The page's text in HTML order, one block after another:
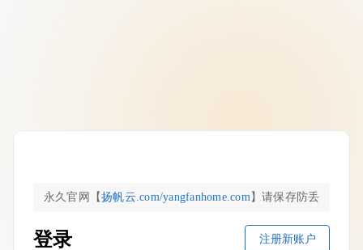
永久官网【 扬帆云.com/yangfanhome.com 】请保存
防丢
注册新账户